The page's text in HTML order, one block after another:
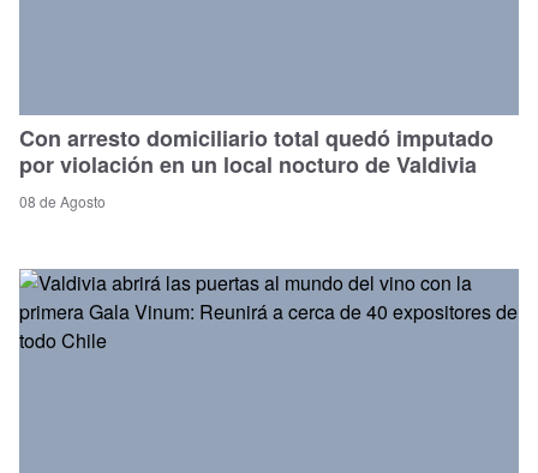
Con arresto domiciliario total quedó imputado
por violación en un local nocturo de Valdivia
08 de Agosto